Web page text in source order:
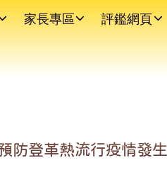
家長專區 評鑑網頁
防登革熱流行疫情發生